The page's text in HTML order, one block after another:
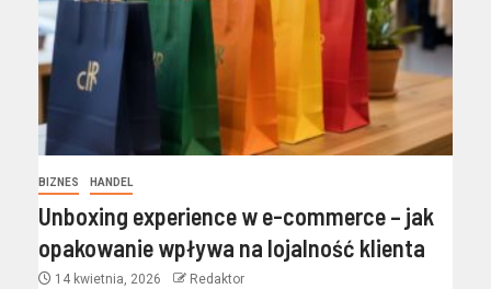
BIZNES HANDEL
Unboxing experience w e-commerce – jak
opakowanie wpływa na lojalność klienta
14 kwietnia, 2026 Redaktor